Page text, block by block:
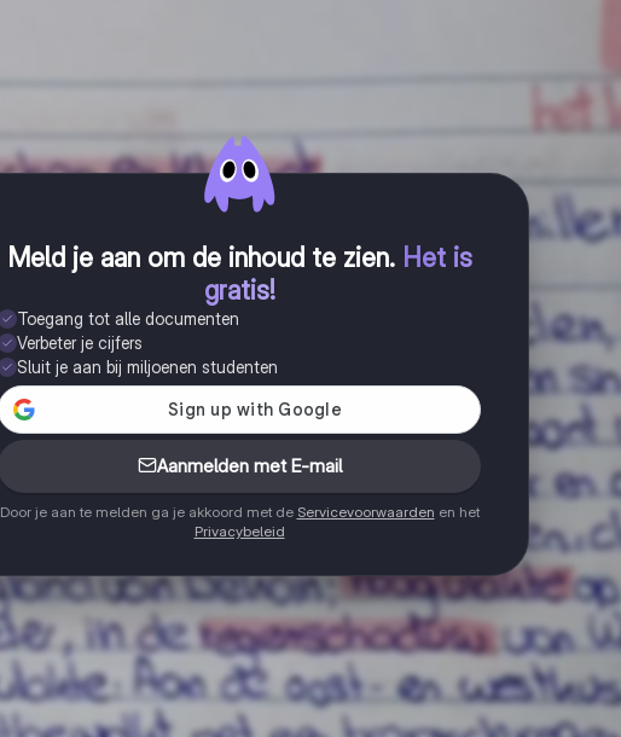
Meld je aan om de inhoud te zien. Het is
gratis!
Toegang tot alle documenten
Verbeter je cijfers
Sluit je aan bij miljoenen studenten
Aanmelden met E-mail
Door je aan te melden ga je akkoord met de Servicevoorwaarden en het
Privacybeleid